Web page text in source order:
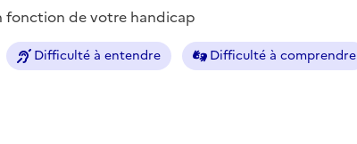
fonction de votre handicap
Difficulté à entendre Difficulté à comprendre